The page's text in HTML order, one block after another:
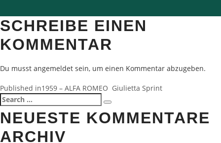
SCHREIBE EINEN
KOMMENTAR
Du musst angemeldet sein, um einen Kommentar abzugeben.
BEITRAGSNAVIGATION
Published in1959 – ALFA ROMEO Giulietta Sprint
Search
for:
Search
NEUESTE KOMMENTARE
ARCHIV